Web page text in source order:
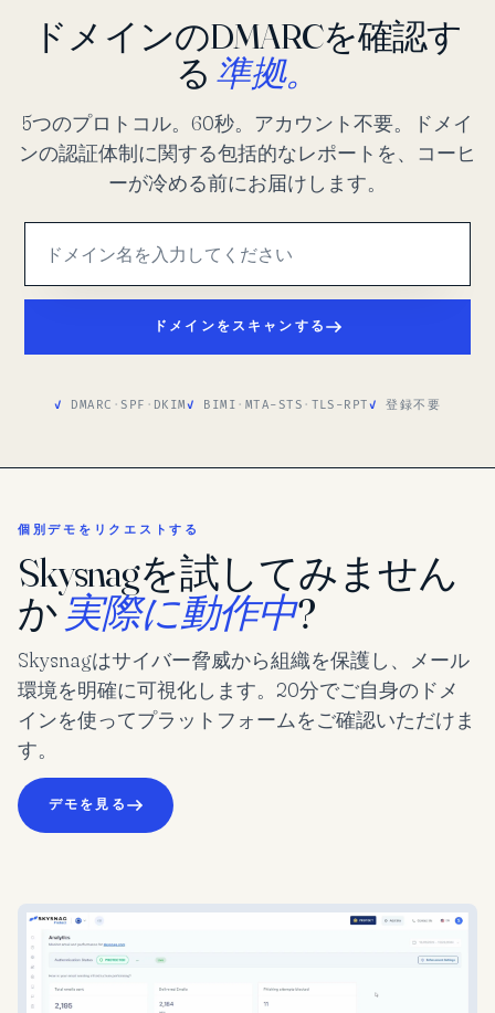
ドメインのDMARCを確認す
る 準拠。
5つのプロトコル。60秒。アカウント不要。ドメイ
ンの認証体制に関する包括的なレポートを、コーヒ
ーが冷める前にお届けします。
ドメインをスキャンする
DMARC · SPF · DKIM BIMI · MTA-STS · TLS-RPT 登録不要
個別デモをリクエストする
Skysnagを試してみません
か実際に動作中?
Skysnagはサイバー脅威から組織を保護し、メール
環境を明確に可視化します。20分でご自身のドメ
インを使ってプラットフォームをご確認いただけま
す。
デモを見る